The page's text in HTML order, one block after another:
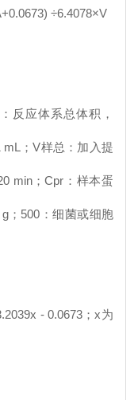
÷6.4078×V
反应体系总体积，
；V样总：加入提
min；Cpr：样本蛋
；500：细菌或细胞
- 0.0673；x为